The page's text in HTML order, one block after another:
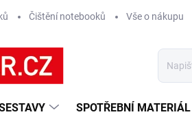
Čištění notebooků Vše o nákupu
SPOTŘEBNÍ MATERIÁL